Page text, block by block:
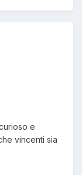
e
vincenti sia